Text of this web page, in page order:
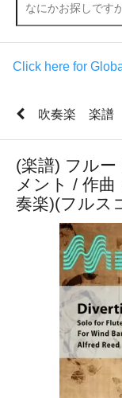
Click here for
吹奏楽 楽譜
(楽譜) フル
メント / 作
奏楽)(フルス